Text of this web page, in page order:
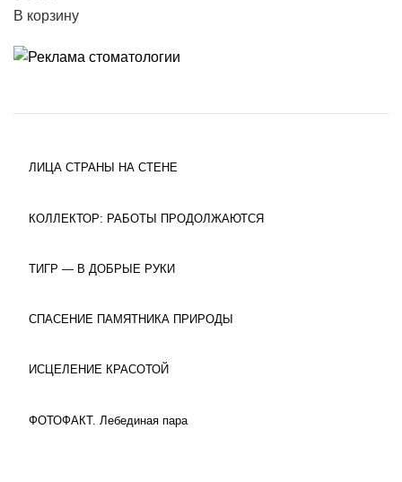
В корзину
ЛИЦА СТРАНЫ НА СТЕНЕ
КОЛЛЕКТОР: РАБОТЫ ПРОДОЛЖАЮТСЯ
ТИГР — В ДОБРЫЕ РУКИ
СПАСЕНИЕ ПАМЯТНИКА ПРИРОДЫ
ИСЦЕЛЕНИЕ КРАСОТОЙ
ФОТОФАКТ. Лебединая пара